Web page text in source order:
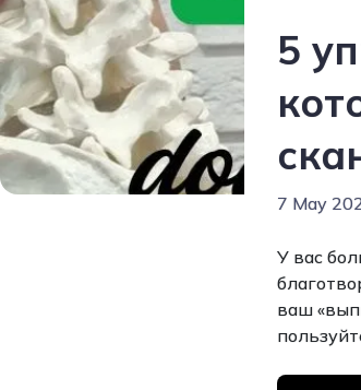
5
7 May
У вас
ваш